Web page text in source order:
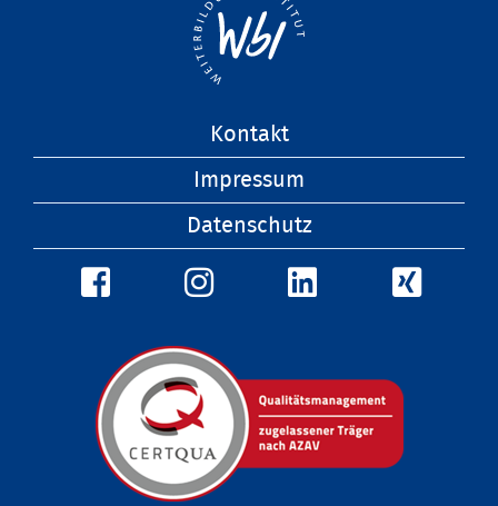
Kontakt
Impressum
Datenschutz